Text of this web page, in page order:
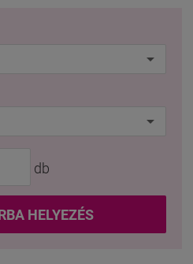
db
HELYEZÉS